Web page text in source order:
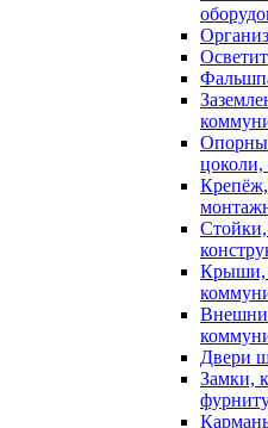
цоколи,
Крепёж,
Крыши,
Двери
Замки,